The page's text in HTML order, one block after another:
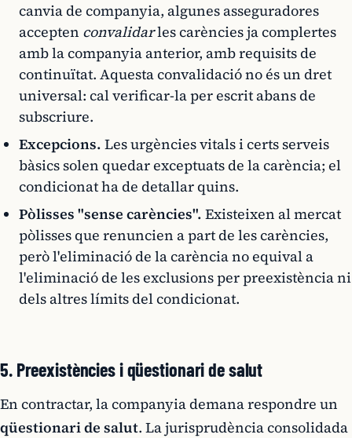
canvia de companyia, algunes asseguradores
accepten convalidarles carències ja complertes
amb la companyia anterior, amb requisits de
continuïtat. Aquesta convalidació no és un dret
universal: cal verificar-la per escrit abans de
subscriure.
Excepcions. Les urgències vitals i certs serveis
bàsics solen quedar exceptuats de la carència; el
condicionat ha de detallar quins.
Pòlisses "sense carències". Existeixen al mercat
pòlisses que renuncien a part de les carències,
però l'eliminació de la carència no equival a
l'eliminació de les exclusions per preexistència ni
dels altres límits del condicionat.
5. Preexistències i qüestionari de salut
En contractar, la companyia demana respondre un
qüestionari de salut. La jurisprudència consolidada